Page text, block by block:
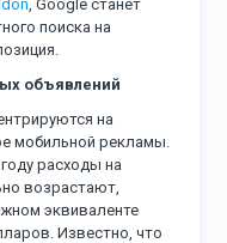
, Google станет
поиска на
объявлений
на
мобильной рекламы.
расходы на
возрастают,
эквиваленте
Известно, что